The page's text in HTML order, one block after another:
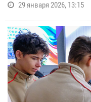
29 января 2026, 13:15